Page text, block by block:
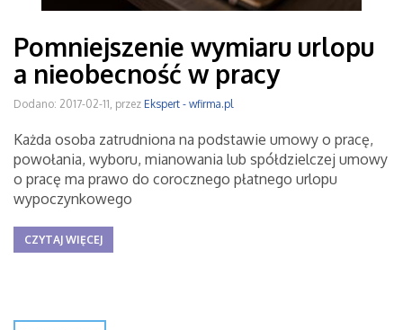
Pomniejszenie wymiaru urlopu
a nieobecność w pracy
Dodano: 2017-02-11, przez Ekspert - wfirma.pl
Każda osoba zatrudniona na podstawie umowy o pracę,
powołania, wyboru, mianowania lub spółdzielczej umowy
o pracę ma prawo do corocznego płatnego urlopu
wypoczynkowego
CZYTAJ WIĘCEJ